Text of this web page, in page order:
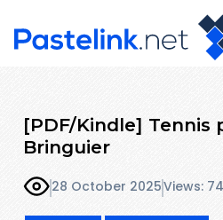
[PDF/Kindle] Tennis
Bringuier
28 October 2025Views: 74